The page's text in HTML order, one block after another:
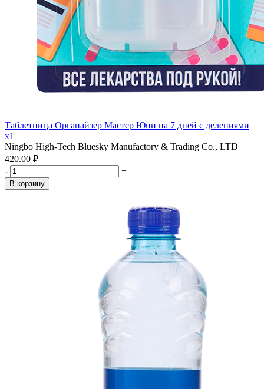
Таблетница Органайзер Мастер Юни на 7 дней с делениями
x1
Ningbo High-Tech Bluesky Manufactory & Trading Co., LTD
420.00 ₽
-
+
В корзину